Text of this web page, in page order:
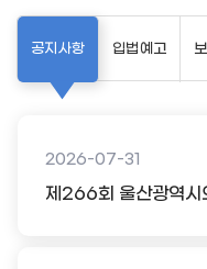
공지사항
2026-07-31
제266회 울산광역시
입법예고